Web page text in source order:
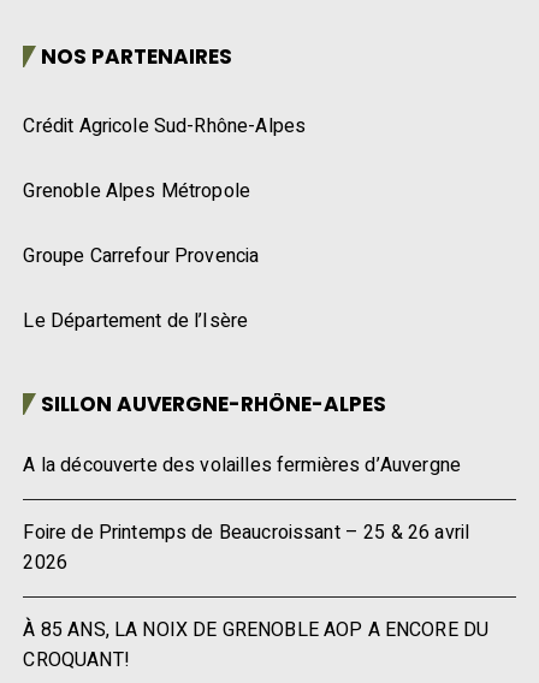
NOS PARTENAIRES
Crédit Agricole Sud-Rhône-Alpes
Grenoble Alpes Métropole
Groupe Carrefour Provencia
Le Département de l’Isère
SILLON AUVERGNE-RHÔNE-ALPES
A la découverte des volailles fermières d’Auvergne
Foire de Printemps de Beaucroissant – 25 & 26 avril
2026
À 85 ANS, LA NOIX DE GRENOBLE AOP A ENCORE DU
CROQUANT!